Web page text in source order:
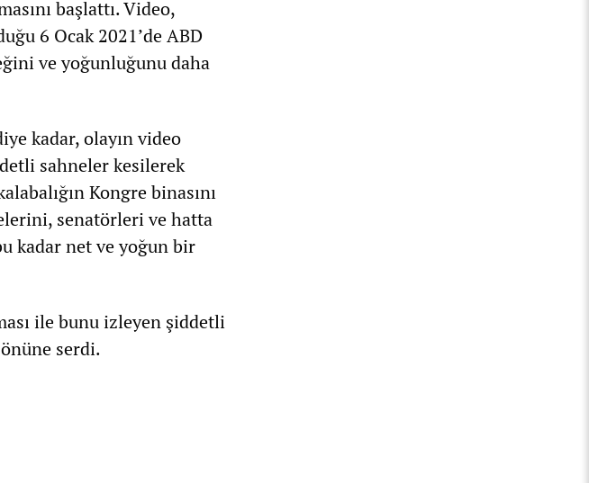
başlattı. Video,
6 Ocak 2021’de ABD
ve yoğunluğunu daha
kadar, olayın video
sahneler kesilerek
Kongre binasını
senatörleri ve hatta
kadar net ve yoğun bir
ile bunu izleyen şiddetli
serdi.